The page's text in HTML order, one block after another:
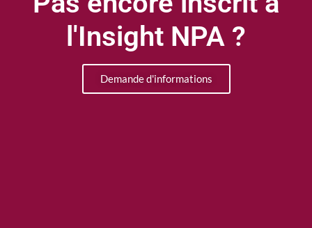
l'Insight NPA ?
Demande d'informations